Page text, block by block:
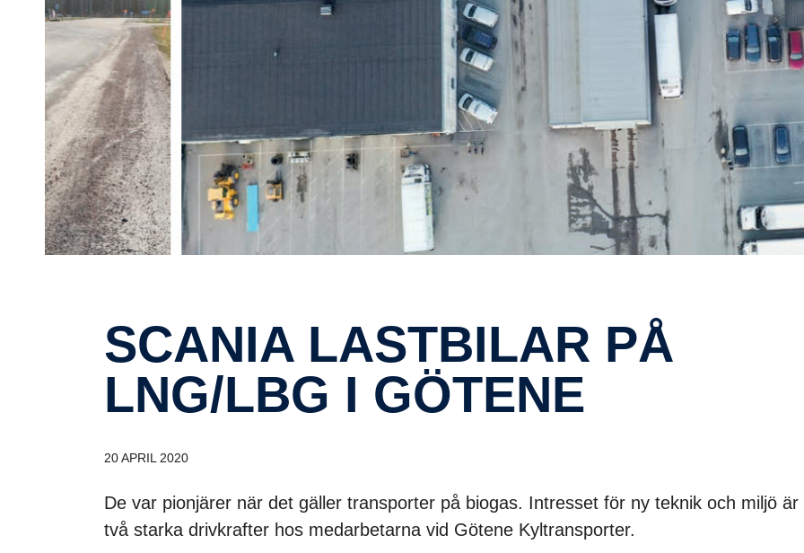
SCANIA LASTBILAR PÅ
LNG/LBG I GÖTENE
20 APRIL 2020
De var pionjärer när det gäller transporter på biogas. Intresset för ny teknik och miljö är
två starka drivkrafter hos medarbetarna vid Götene Kyltransporter.